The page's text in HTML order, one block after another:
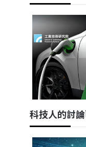
科技人的討